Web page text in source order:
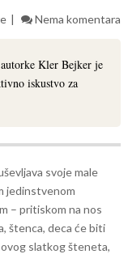
Nema komentara
Kler Bejker je
iskustvo za
svoje male
jedinstvenom
– pritiskom na nos
štenca, deca će biti
slatkog šteneta,